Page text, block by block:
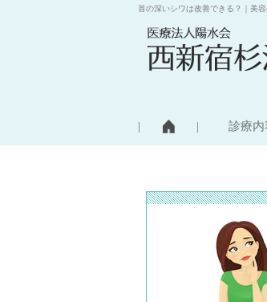
首の深いシワは改善できる？｜美
診療内